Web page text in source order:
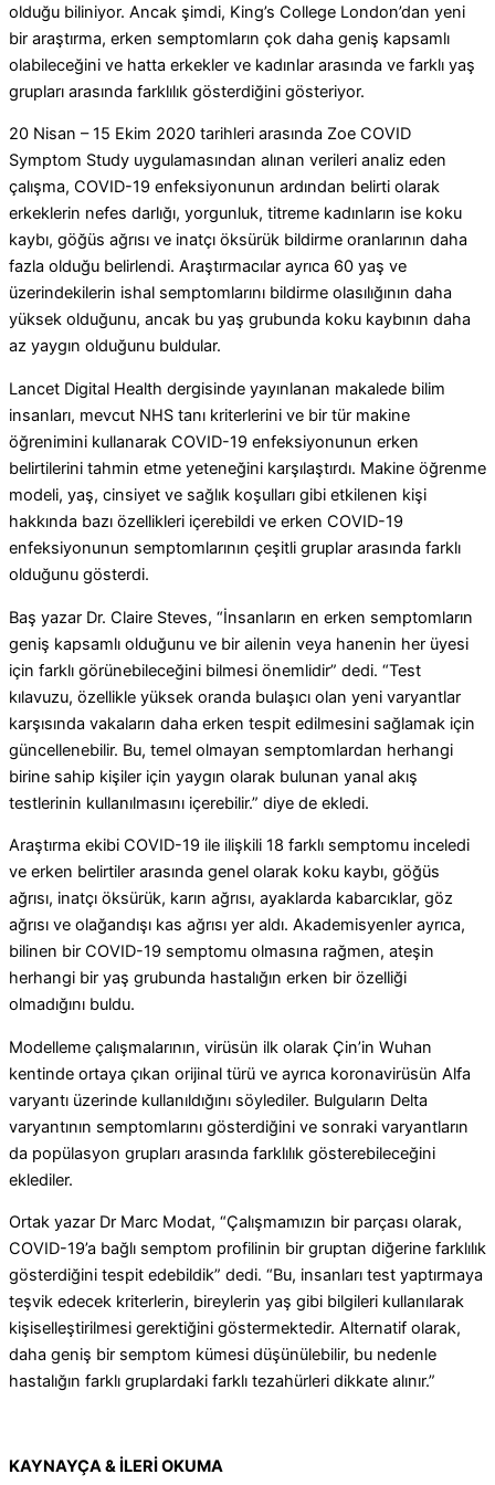
olduğu biliniyor. Ancak şimdi, King’s College London’dan yeni
bir araştırma, erken semptomların çok daha geniş kapsamlı
olabileceğini ve hatta erkekler ve kadınlar arasında ve farklı yaş
grupları arasında farklılık gösterdiğini gösteriyor.
20 Nisan – 15 Ekim 2020 tarihleri ​​arasında Zoe COVID
Symptom Study uygulamasından alınan verileri analiz eden
çalışma, COVID-19 enfeksiyonunun ardından belirti olarak
erkeklerin nefes darlığı, yorgunluk, titreme kadınların ise koku
kaybı, göğüs ağrısı ve inatçı öksürük bildirme oranlarının daha
fazla olduğu belirlendi. Araştırmacılar ayrıca 60 yaş ve
üzerindekilerin ishal semptomlarını bildirme olasılığının daha
yüksek olduğunu, ancak bu yaş grubunda koku kaybının daha
az yaygın olduğunu buldular.
Lancet Digital Health dergisinde yayınlanan makalede bilim
insanları, mevcut NHS tanı kriterlerini ve bir tür makine
öğrenimini kullanarak COVID-19 enfeksiyonunun erken
belirtilerini tahmin etme yeteneğini karşılaştırdı. Makine öğrenme
modeli, yaş, cinsiyet ve sağlık koşulları gibi etkilenen kişi
hakkında bazı özellikleri içerebildi ve erken COVID-19
enfeksiyonunun semptomlarının çeşitli gruplar arasında farklı
olduğunu gösterdi.
Baş yazar Dr. Claire Steves, “İnsanların en erken semptomların
geniş kapsamlı olduğunu ve bir ailenin veya hanenin her üyesi
için farklı görünebileceğini bilmesi önemlidir” dedi. “Test
kılavuzu, özellikle yüksek oranda bulaşıcı olan yeni varyantlar
karşısında vakaların daha erken tespit edilmesini sağlamak için
güncellenebilir. Bu, temel olmayan semptomlardan herhangi
birine sahip kişiler için yaygın olarak bulunan yanal akış
testlerinin kullanılmasını içerebilir.” diye de ekledi.
Araştırma ekibi COVID-19 ile ilişkili 18 farklı semptomu inceledi
ve erken belirtiler arasında genel olarak koku kaybı, göğüs
ağrısı, inatçı öksürük, karın ağrısı, ayaklarda kabarcıklar, göz
ağrısı ve olağandışı kas ağrısı yer aldı. Akademisyenler ayrıca,
bilinen bir COVID-19 semptomu olmasına rağmen, ateşin
herhangi bir yaş grubunda hastalığın erken bir özelliği
olmadığını buldu.
Modelleme çalışmalarının, virüsün ilk olarak Çin’in Wuhan
kentinde ortaya çıkan orijinal türü ve ayrıca koronavirüsün Alfa
varyantı üzerinde kullanıldığını söylediler. Bulguların Delta
varyantının semptomlarını gösterdiğini ve sonraki varyantların
da popülasyon grupları arasında farklılık gösterebileceğini
eklediler.
Ortak yazar Dr Marc Modat, “Çalışmamızın bir parçası olarak,
COVID-19’a bağlı semptom profilinin bir gruptan diğerine farklılık
gösterdiğini tespit edebildik” dedi. “Bu, insanları test yaptırmaya
teşvik edecek kriterlerin, bireylerin yaş gibi bilgileri kullanılarak
kişiselleştirilmesi gerektiğini göstermektedir. Alternatif olarak,
daha geniş bir semptom kümesi düşünülebilir, bu nedenle
hastalığın farklı gruplardaki farklı tezahürleri dikkate alınır.”
KAYNAYÇA & İLERİ OKUMA